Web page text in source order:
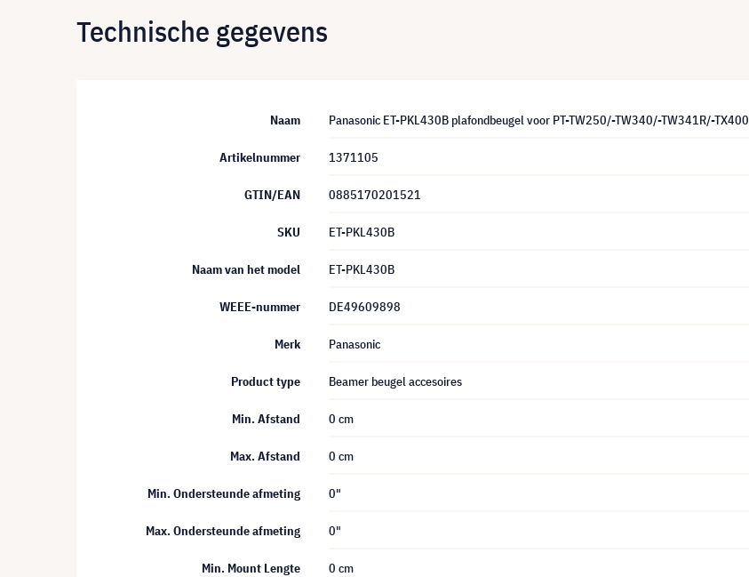
Technische gegevens
Naam Panasonic ET-PKL430B plafondbeugel voor PT-TW250/-TW340/-TW341R/-TX400
Artikelnummer 1371105
GTIN/EAN 0885170201521
SKU ET-PKL430B
Naam van het model ET-PKL430B
WEEE-nummer DE49609898
Merk Panasonic
Product type Beamer beugel accesoires
Min. Afstand 0 cm
Max. Afstand 0 cm
Min. Ondersteunde afmeting 0"
Max. Ondersteunde afmeting 0"
Min. Mount Lengte 0 cm